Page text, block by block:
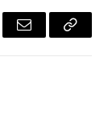
Email
Copy